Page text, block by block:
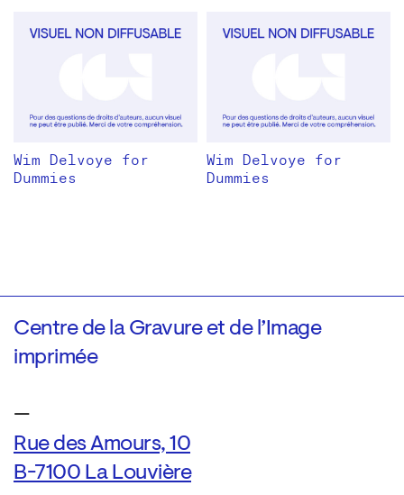
Wim Delvoye for
Dummies
Wim Delvoye for
Dummies
Centre de la Gravure et de l’Image
imprimée
—
Rue des Amours, 10
B-7100 La Louvière